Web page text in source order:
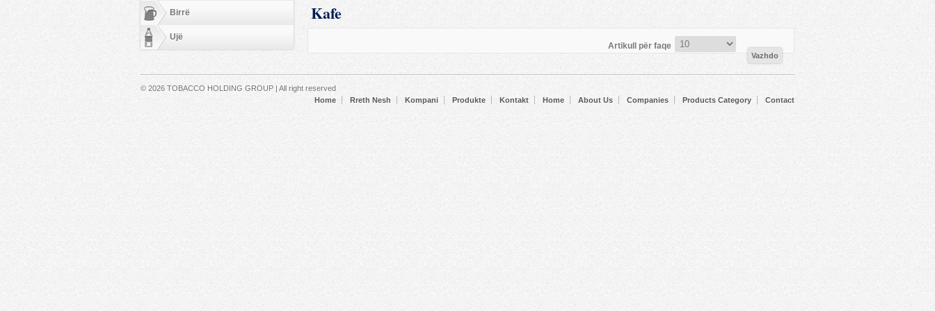
Kafe
Artikull për faqe
Birrë
Ujë
© 2026 TOBACCO HOLDING GROUP | All right reserved
Secondary menu
Home Rreth Nesh Kompani Produkte Kontakt Home About Us Companies Products Category Contact